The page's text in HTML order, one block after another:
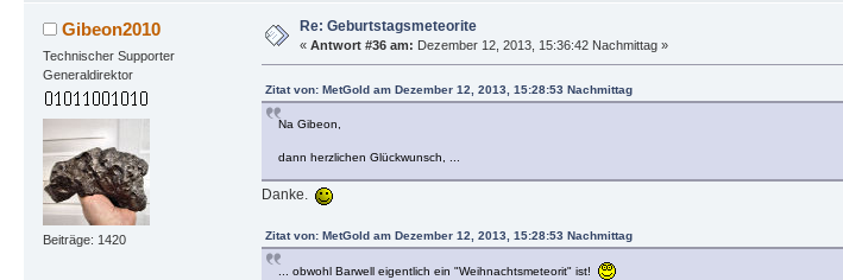
Gibeon2010
Technischer Supporter
Generaldirektor
Beiträge: 1420
Re: Geburtstagsmeteorite
« Antwort #36 am: Dezember 12, 2013, 15:36:42 Nachmittag »
Zitat von: MetGold am Dezember 12, 2013, 15:28:53 Nachmittag
Na Gibeon,
dann herzlichen Glückwunsch, ...
Danke.
Zitat von: MetGold am Dezember 12, 2013, 15:28:53 Nachmittag
... obwohl Barwell eigentlich ein "Weihnachtsmeteorit" ist!